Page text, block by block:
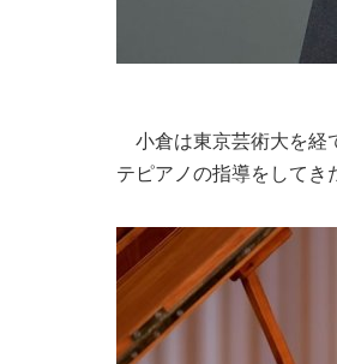
小倉は東京芸術大を経
テピアノの指導をしてき